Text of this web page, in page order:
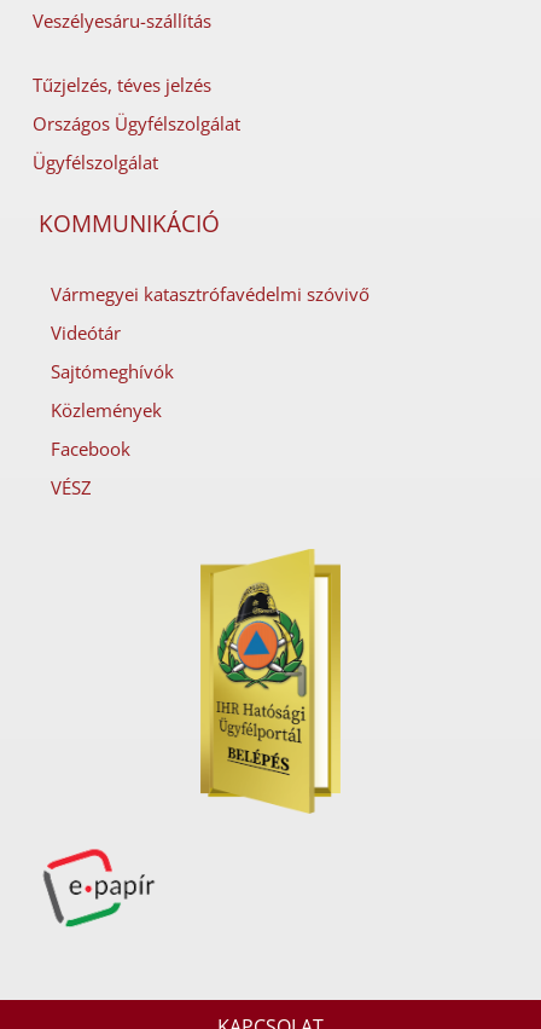
Veszélyesáru-szállítás
Tűzjelzés, téves jelzés
Országos Ügyfélszolgálat
Ügyfélszolgálat
KOMMUNIKÁCIÓ
Vármegyei katasztrófavédelmi szóvivő
Videótár
Sajtómeghívók
Közlemények
Facebook
VÉSZ